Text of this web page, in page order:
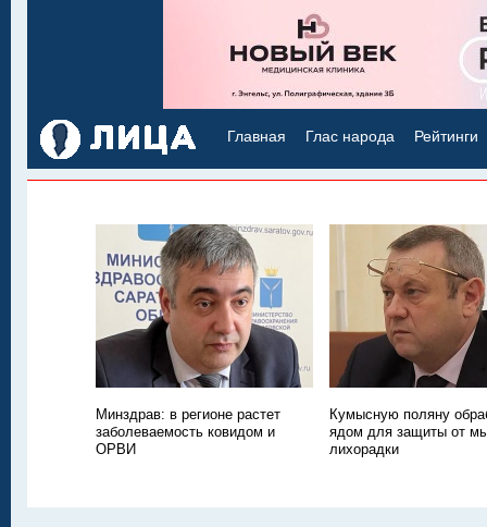
Главная Глас народа Рейтинги
Минздрав: в регионе растет
заболеваемость ковидом и
ОРВИ
Кумысную поляну
ядом для защиты от
лихорадки